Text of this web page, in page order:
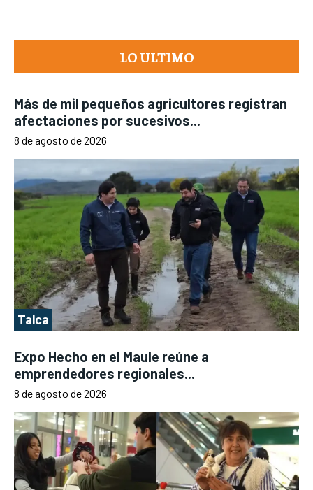
LO ULTIMO
Más de mil pequeños agricultores registran
afectaciones por sucesivos...
8 de agosto de 2026
Talca
Expo Hecho en el Maule reúne a
emprendedores regionales...
8 de agosto de 2026